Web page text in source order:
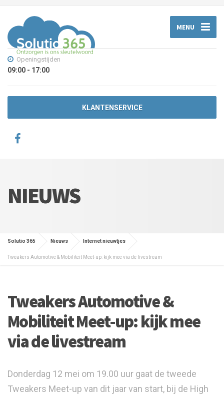
MENU
Openingstijden
09:00 - 17:00
KLANTENSERVICE
NIEUWS
Solutio 365 Nieuws Internet nieuwtjes
Tweakers Automotive & Mobiliteit Meet-up: kijk mee via de livestream
Tweakers Automotive &
Mobiliteit Meet-up: kijk mee
via de livestream
Donderdag 12 mei om 19.00 uur gaat de tweede
Tweakers Meet-up van dit jaar van start, bij de High